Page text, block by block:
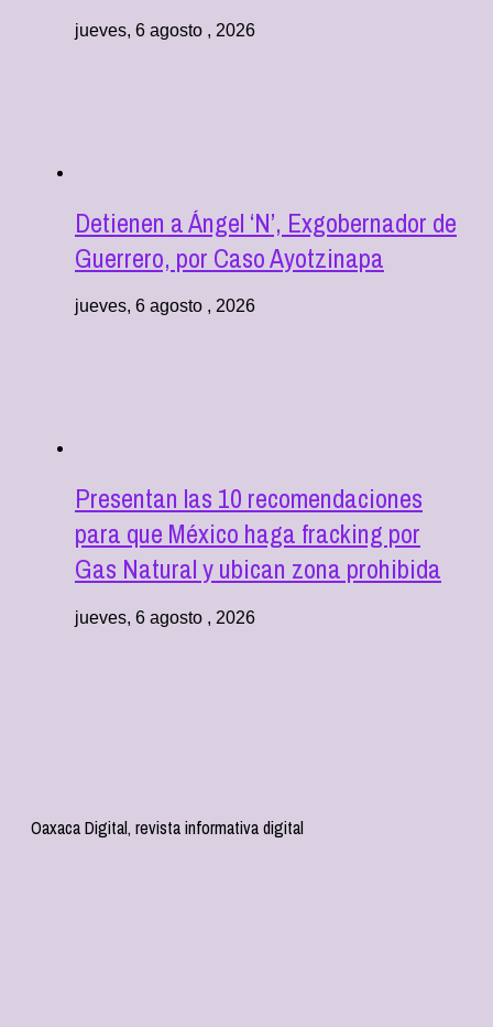
jueves, 6 agosto , 2026
Detienen a Ángel ‘N’, Exgobernador de
Guerrero, por Caso Ayotzinapa
jueves, 6 agosto , 2026
Presentan las 10 recomendaciones
para que México haga fracking por
Gas Natural y ubican zona prohibida
jueves, 6 agosto , 2026
Oaxaca Digital, revista informativa digital